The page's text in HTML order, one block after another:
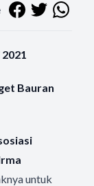
Bauran
untuk